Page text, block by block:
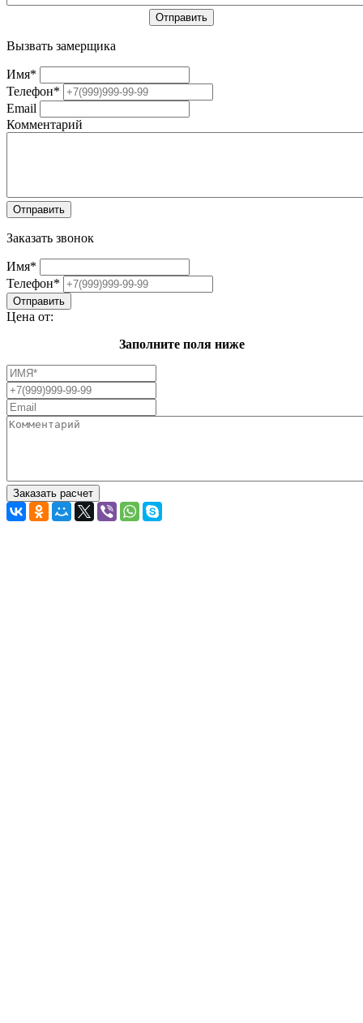
Вызвать замерщика
Имя*
Телефон*
Email
Комментарий
Заказать звонок
Имя*
Телефон*
Цена от:
Заполните поля ниже